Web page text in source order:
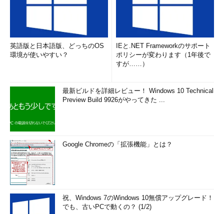
「Google Apps」や「Salesforce」の他、Web会議「Citrix
事管理「Workday」などがあります。
日本マイクロソフト デベロッパーエバ
ンジェリズム統括本部 ISVビジネス推進
ー 佐藤克彦氏
登録数を見てみると、これら
3カテゴリーが数多く占めてい
ロッパーエバンジェリズム統括
本部 ISVビジネス推進本部 ビジ
れました。
「事前に構成された仮想マシンを簡単に使いたい、クラウドサ
ービス同士を簡単に連携させたい、シングルサインオンやユーザ
ー管理を効率化したいといったニーズが企業ユーザーには強くあ
ります。特に、オンプレミスのActive Directoryで管理している
ユーザーをクラウドサービスと連携させ、効率化していくことは
英語版と日本語版、どっちのOS
環境が使いやすい？
IEと.NET Frameworkのサポート
ポリシーが変わります（1年後で
すが……）
最新ビルドを詳細レビュー！ Windows 10 Technical
Preview Build 9926がやってきた ...
Google Chromeの「拡張機能」とは？
祝、Windows 7のWindows 10無償アップグレード！
でも、古いPCで動くの？ (1/2)